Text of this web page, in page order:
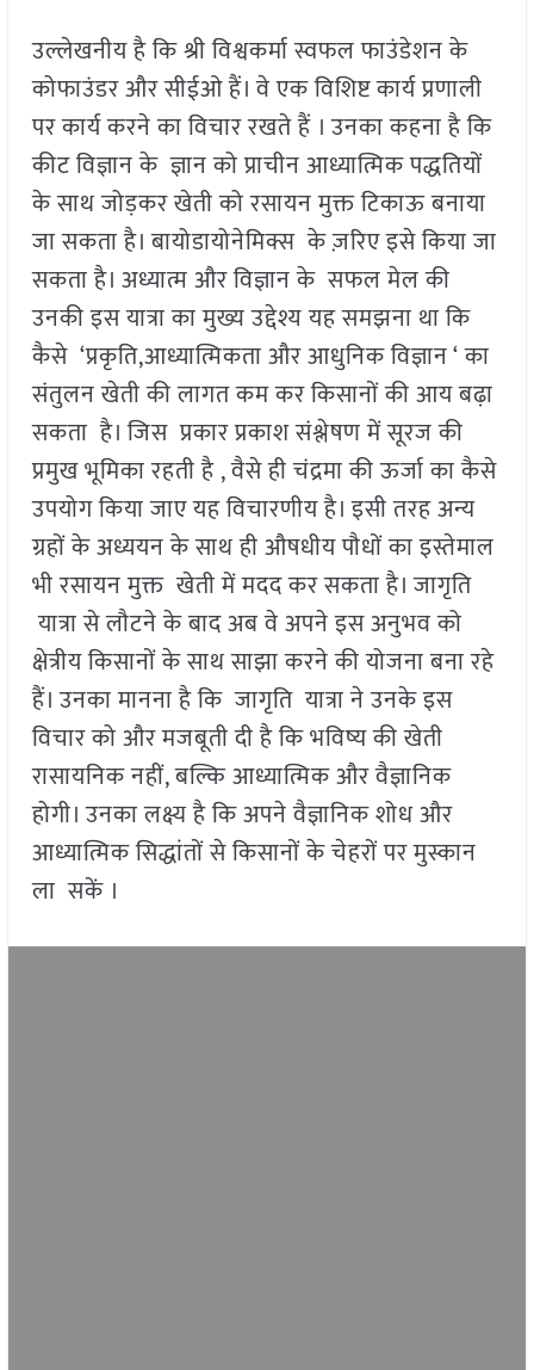
उल्लेखनीय है कि श्री विश्वकर्मा स्वफल फाउंडेशन के
कोफाउंडर और सीईओ हैं। वे एक विशिष्ट कार्य प्रणाली
पर कार्य करने का विचार रखते हैं । उनका कहना है कि
कीट विज्ञान के ज्ञान को प्राचीन आध्यात्मिक पद्धतियों
के साथ जोड़कर खेती को रसायन मुक्त टिकाऊ बनाया
जा सकता है। बायोडायोनेमिक्स के ज़रिए इसे किया जा
सकता है। अध्यात्म और विज्ञान के सफल मेल की
उनकी इस यात्रा का मुख्य उद्देश्य यह समझना था कि
कैसे ‘प्रकृति,आध्यात्मिकता और आधुनिक विज्ञान ‘ का
संतुलन खेती की लागत कम कर किसानों की आय बढ़ा
सकता है। जिस प्रकार प्रकाश संश्लेषण में सूरज की
प्रमुख भूमिका रहती है , वैसे ही चंद्रमा की ऊर्जा का कैसे
उपयोग किया जाए यह विचारणीय है। इसी तरह अन्य
ग्रहों के अध्ययन के साथ ही औषधीय पौधों का इस्तेमाल
भी रसायन मुक्त खेती में मदद कर सकता है। जागृति
यात्रा से लौटने के बाद अब वे अपने इस अनुभव को
क्षेत्रीय किसानों के साथ साझा करने की योजना बना रहे
हैं। उनका मानना है कि जागृति यात्रा ने उनके इस
विचार को और मजबूती दी है कि भविष्य की खेती
रासायनिक नहीं, बल्कि आध्यात्मिक और वैज्ञानिक
होगी। उनका लक्ष्य है कि अपने वैज्ञानिक शोध और
आध्यात्मिक सिद्धांतों से किसानों के चेहरों पर मुस्कान
ला सकें ।